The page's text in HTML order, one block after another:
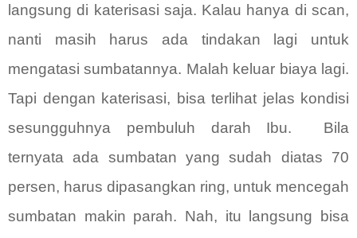
langsung di katerisasi saja. Kalau hanya di scan,
nanti masih harus ada tindakan lagi untuk
mengatasi sumbatannya. Malah keluar biaya lagi.
Tapi dengan katerisasi, bisa terlihat jelas kondisi
sesungguhnya pembuluh darah Ibu.
Bila
ternyata ada sumbatan yang sudah diatas 70
persen, harus dipasangkan ring, untuk mencegah
sumbatan makin parah. Nah, itu langsung bisa